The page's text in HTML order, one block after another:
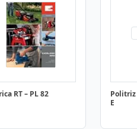
RT – PL 82
Politriz
E